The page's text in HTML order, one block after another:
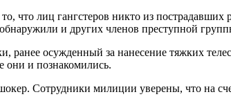
что лиц гангстеров никто из
и других членов преступной
ранее осужденный за нанесение тяжких
они и познакомились.
Сотрудники милиции уверены, что на